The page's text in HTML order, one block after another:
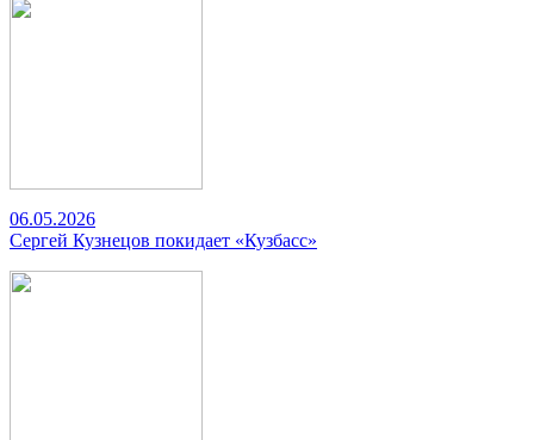
06.05.2026
Сергей Кузнецов покидает «Кузбасс»